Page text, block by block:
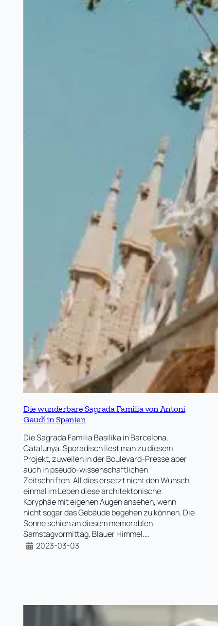
Die wunderbare Sagrada Familia von Antoni
Gaudí in Spanien
Die Sagrada Familia Basilika in Barcelona,
Catalunya. Sporadisch liest man zu diesem
Projekt, zuweilen in der Boulevard-Presse aber
auch in pseudo-wissenschaftlichen
Zeitschriften. All dies ersetzt nicht den Wunsch,
einmal im Leben diese architektonische
Koryphäe mit eigenen Augen ansehen, wenn
nicht sogar das Gebäude begehen zu können. Die
Sonne schien an diesem memorablen
Samstagvormittag. Blauer Himmel.…
2023-03-03